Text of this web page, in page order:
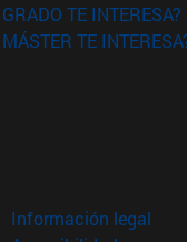
TE INTERESA?
TE
Información legal